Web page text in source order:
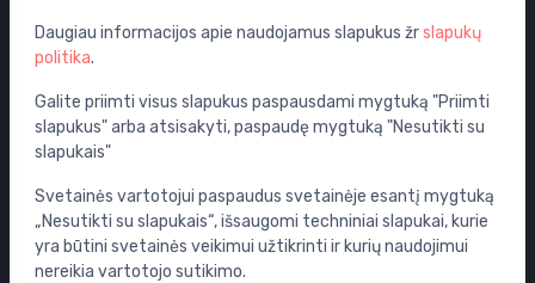
Kategorijos
Išpardavimas
Vandens maišytuvai
WC puodai
Vonios
Dušo kabinos
Vonios aksesuarai
Daugiau informacijos apie naudojamus slapukus žrslapukų
politika.
Galite priimti visus slapukus paspausdami mygtuką "Priimti
slapukus" arba atsisakyti, paspaudę mygtuką "Nesutikti su
slapukais"
Svetainės vartotojui paspaudus svetainėje esantį mygtuką
„Nesutikti su slapukais“, išsaugomi techniniai slapukai, kurie
yra būtini svetainės veikimui užtikrinti ir kurių naudojimui
nereikia vartotojo sutikimo.